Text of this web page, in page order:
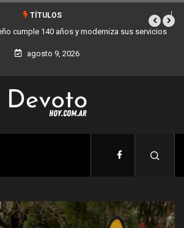
TÍTULOS
12 nuevos Bares Notables y ya son 90 en toda
la Ciudad
agosto 9, 2026